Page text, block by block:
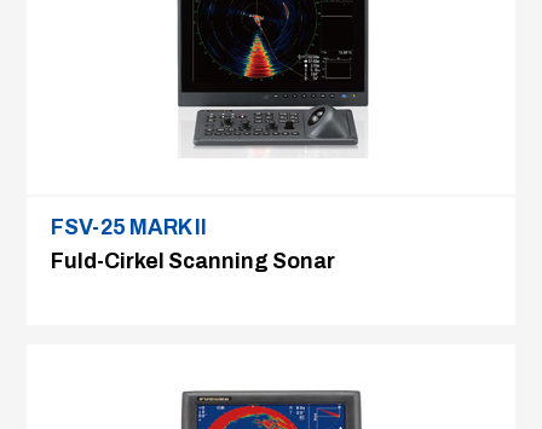
FSV-25 MARK II
Fuld-Cirkel Scanning Sonar